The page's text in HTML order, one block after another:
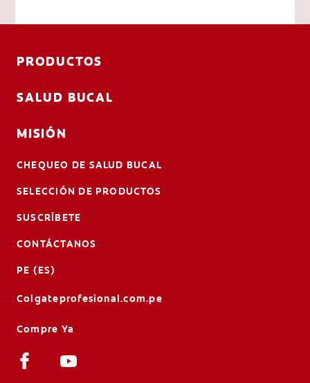
PRODUCTOS
SALUD BUCAL
MISIÓN
CHEQUEO DE SALUD BUCAL
SELECCIÓN DE PRODUCTOS
SUSCRÍBETE
CONTÁCTANOS
PE (ES)
Colgateprofesional.com.pe
Compre Ya